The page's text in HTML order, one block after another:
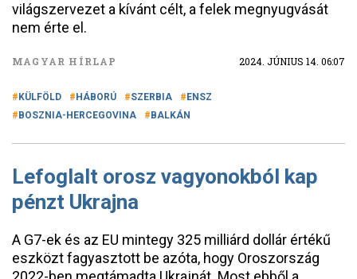
világszervezet a kívánt célt, a felek megnyugvását
nem érte el.
MAGYAR HÍRLAP 2024. JÚNIUS 14. 06:07
KÜLFÖLD HÁBORÚ SZERBIA
ENSZ
BOSZNIA-HERCEGOVINA
BALKÁN
Lefoglalt orosz vagyonokból kap
pénzt Ukrajna
A G7-ek és az EU mintegy 325 milliárd dollár értékű
eszközt fagyasztott be azóta, hogy Oroszország